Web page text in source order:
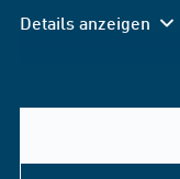
Details anzeigen